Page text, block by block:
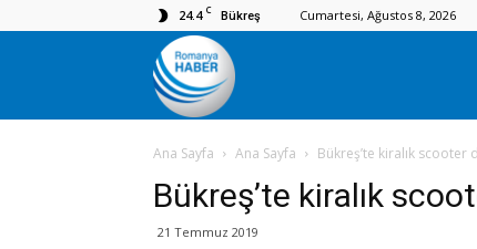
24.4 C Bükreş Cumartesi, Ağustos 8, 2026
Romanya
Haber
Ana Sayfa Ana Sayfa Bükreş’te kiralık scooter
Bükreş’te kiralık
21 Temmuz 2019